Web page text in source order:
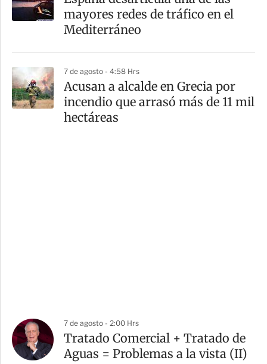
mayores redes de tráfico en el
Mediterráneo
7 de agosto - 4:58 Hrs
Acusan a alcalde en Grecia por
incendio que arrasó más de 11 mil
hectáreas
7 de agosto - 2:00 Hrs
Tratado Comercial + Tratado de
Aguas = Problemas a la vista (II)